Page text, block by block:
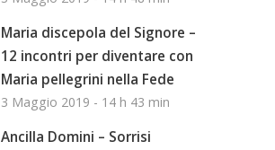
Maria discepola del Signore –
12 incontri per diventare con
Maria pellegrini nella Fede
3 Maggio 2019 - 14 h 43 min
Ancilla Domini – Sorrisi